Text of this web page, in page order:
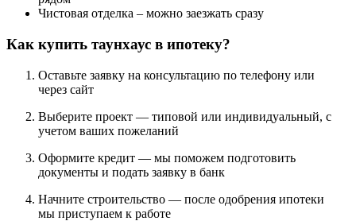
Чистовая отделка – можно заезжать сразу
Как купить таунхаус в ипотеку?
Оставьте заявку на консультацию по телефону или
через сайт
Выберите проект — типовой или индивидуальный, с
учетом ваших пожеланий
Оформите кредит — мы поможем подготовить
документы и подать заявку в банк
Начните строительство — после одобрения ипотеки
мы приступаем к работе